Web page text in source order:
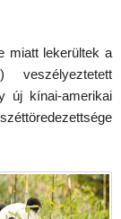
miatt lekerültek a
veszélyeztetett
új kínai-amerikai